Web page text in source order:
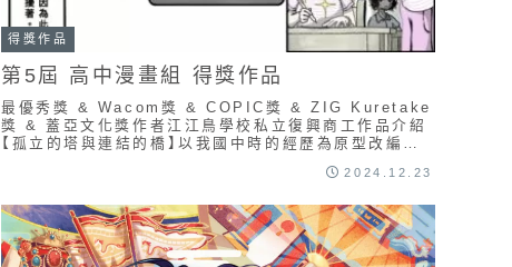
得獎作品
第5屆 高中漫畫組 得獎作品
最優秀獎 & Wacom獎 & COPIC獎 & ZIG Kuretake
獎 & 蓋亞文化獎作者江江鳥學校私立復興商工作品介紹
【孤立的塔與連結的橋】以我國中時的經歷為原型改編的
2024.12.23